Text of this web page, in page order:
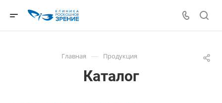
Главная — Продукция
Каталог